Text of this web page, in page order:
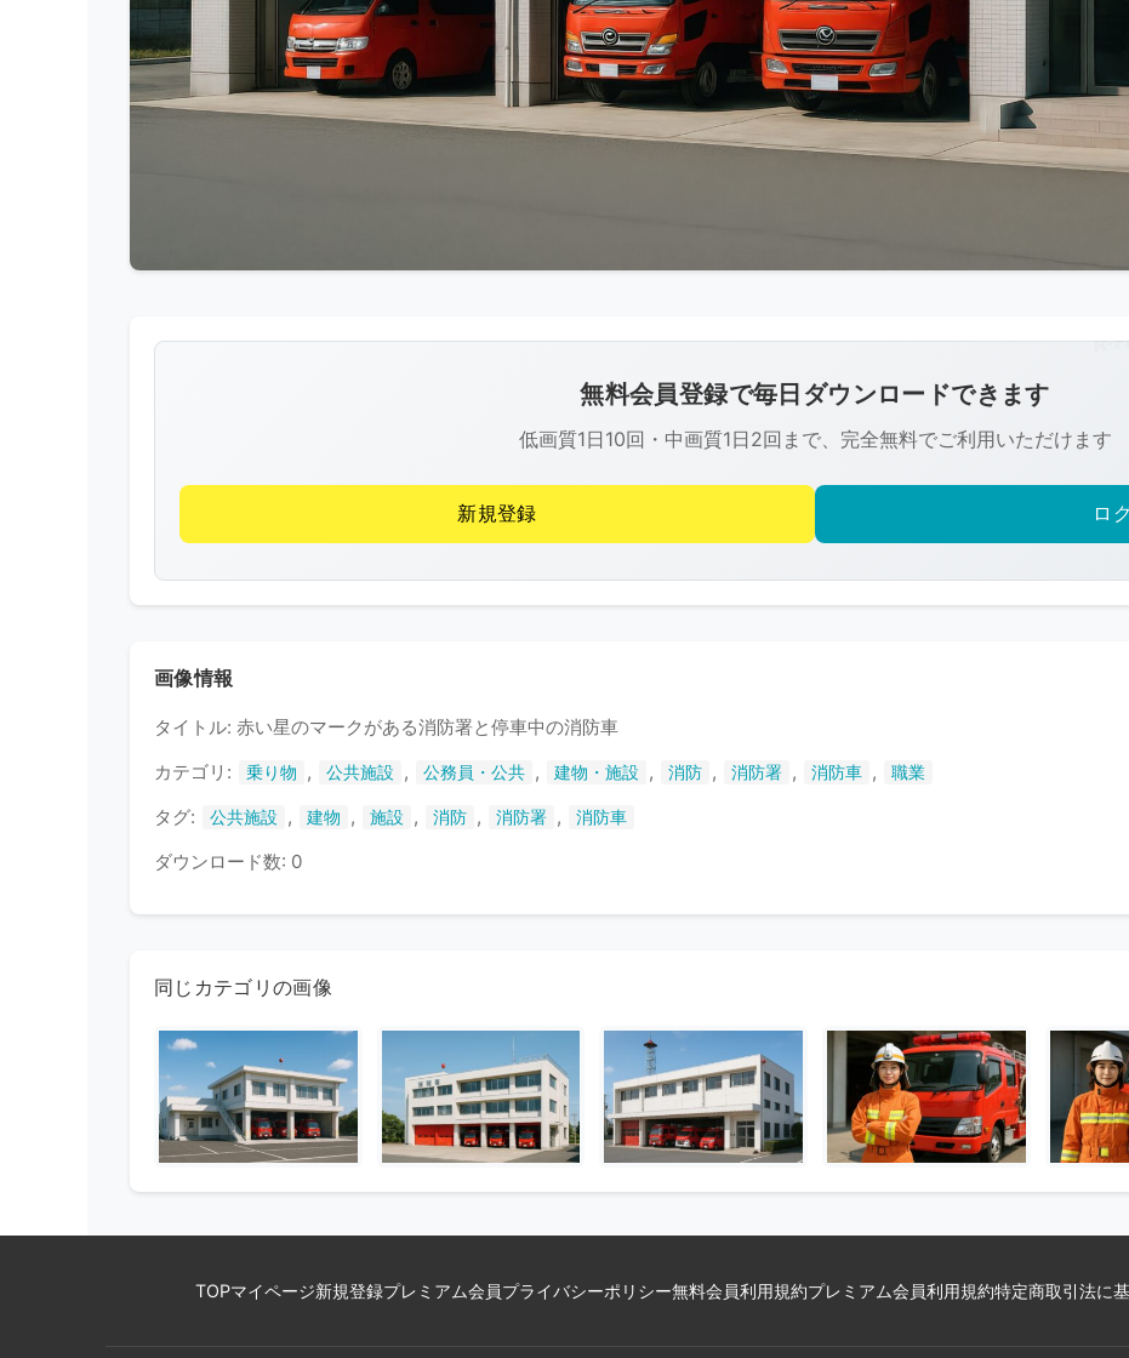
像
R-
FREE
著
作
権
れ
無料会員登録で毎日ダウンロードできます
低画質1日10回・中画質1日2回まで、完全無料でご利用いただけます
新規登録 ロ
画像情報
タイトル: 赤い星のマークがある消防署と停車中の消防車
カテゴリ:
乗り物 , 公共施設 , 公務員・公共 , 建物・施設 , 消防 , 消防署 , 消防車 , 職業
タグ: 公共施設 , 建物 , 施設 , 消防 , 消防署 , 消防車
ダウンロード数: 0
同じカテゴリの画像
TOPマイページ新規登録プレミアム会員プライバシーポリシー無料会員利用規約プレミアム会員利用規約特定商取引法に